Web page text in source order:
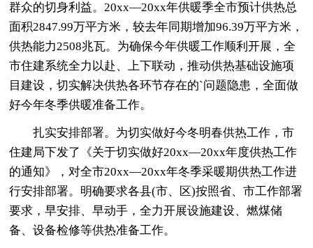
群众的切身利益。20xx—20xx年供暖季全市预计供热总
面积2847.99万平方米，较去年同期增加96.39万平方米，
供热能力2508兆瓦。为确保今年供暖工作顺利开展，全
市住建系统全力以赴、上下联动，推动供热基础设施项
目建设，切实解决供热各环节存在的`问题隐患，全面做
好今年冬季供暖准备工作。
扎实安排部署。为切实做好今冬明春供热工作，市
住建局下发了《关于切实做好20xx—20xx年度供热工作
的通知》，对全市20xx—20xx年冬季采暖期供热工作进
行安排部署。明确要求各县(市、区)按照省、市工作部署
要求，早安排、早动手，全力开展设施建设、燃煤储
备、设备检修等供热准备工作。